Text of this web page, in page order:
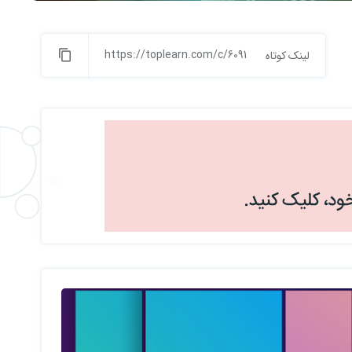
لینک کوتاه https://toplearn.com/c/6091